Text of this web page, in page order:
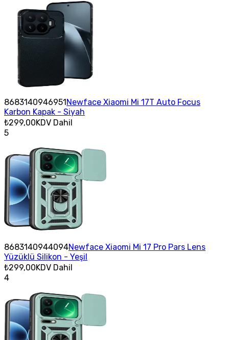
8683140946951Newface Xiaomi Mi 17T Auto Focus
Karbon Kapak - Siyah
₺299,00KDV Dahil
5
8683140944094Newface Xiaomi Mi 17 Pro Pars Lens
Yüzüklü Silikon - Yeşil
₺299,00KDV Dahil
4